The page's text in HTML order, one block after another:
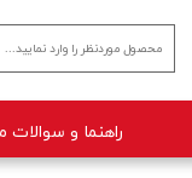
راهنما و سوالات